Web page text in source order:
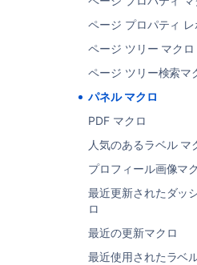
ページ プロパティ
ページ ツリー マクロ
ページ ツリー検索マ
パネル マクロ
PDF マクロ
人気のあるラベル マ
プロフィール画像マ
最近更新されたダッ
ロ
最近の更新マクロ
最近使用されたラベ
マクロ パラメーターを変
を実行します。
エディタでマクロの
入 ] を選択します。
このマクロで使用できるパ
次のとおりです。
パラメーター 既定